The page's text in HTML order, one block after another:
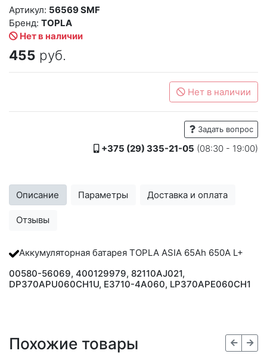
Нет в наличии
Бренд: TOPLA
Артикул: 56569 SMF
455 руб.
Нет в наличии
Задать вопрос
+375 (29) 335-21-05 (08:30 - 19:00)
Описание Параметры Доставка и оплата
Отзывы
Аккумуляторная батарея TOPLA ASIA 65Ah 650A L+
00580-56069, 400129979, 82110AJ021,
DP370APU060CH1U, E3710-4A060, LP370APE060CH1
Похожие товары